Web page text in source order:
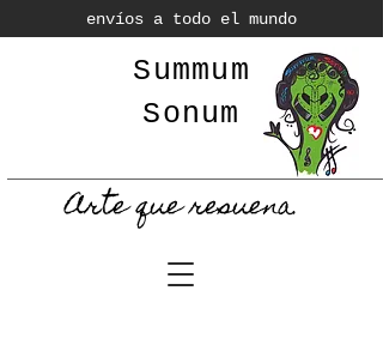
envíos a todo el mundo
Arte que resuena.
Summum
Sonum